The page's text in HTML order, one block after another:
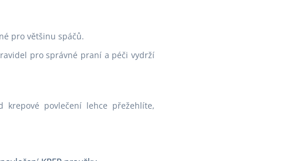
pro většinu spáčů.
pro správné praní a péči vydrží
povlečení lehce přežehlíte,